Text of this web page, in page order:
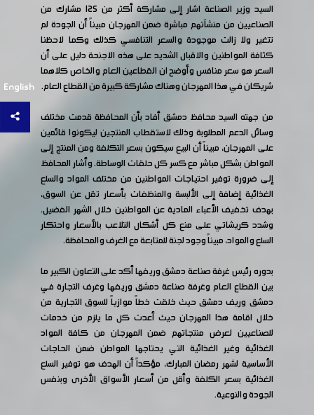
English
السيد وزير الصناعة اشار إلى مشاركة أكثر من 125 مشارك من
الصناعيين من منشآتهم مباشرة ضمن المهرجان مبيناً أن الجودة لم
تتغير ولا زالت موجودة والسعر التنافسي كذلك وكما لاحظنا
كثافة المواطنين والاقبال الشديد على هذه الاجنحة دليل على أن
السعر هو سعر منافس وأوضح ان القطاعين العام والخاص كلاهما
شريكان في هذا المهرجان وهناك مشاركة كبيرة من القطاع العام.
من جهته السيد محافظ دمشق أفاد بأن المحافظة قدمت مختلف
وسائل الدعم المطلوبة وذلك لاستقطاب المنتجين ليكونوا قائمين
على المهرجان، مبيناً أن البيع سيكون بسعر التكلفة ومن المنتج إلى
المواطن بشكل مباشر مع كسر كل حلقات الوساطة. وأشار المحافظ
إلى ضرورة توفير احتياجات المواطنين من مختلف المواد والسلع
الغذائية إضافة إلى الألبسة والمنظفات بأسعار تقل عن السوق،
بهدف تخفيف الأعباء المادية عن المواطنين خلال الشهر الفضيل.
وشدد كريشاتي على منع كل أشكال التلاعب بالأسعار واحتكار
السلع والمواد، مبيناً وجود لجنة للمتابعة مع الغرف والمحافظة.
بدوره رئيس غرفة صناعة دمشق وريفها أكد على التعاون الكبير ما
بين القطاع العام وغرفة صناعة دمشق وريفها وغرف التجارة في
دمشق وريف دمشق حيث خلقت خطاً موازياً للسوق التجارية من
خلال اقامة هذا المهرجان حيث أعدت كل ما يلزم من خدمات
للصناعيين لعرض منتجاتهم ضمن المهرجان من كافة المواد
الغذائية وغير الغذائية التي يحتاجها المواطن ضمن الحاجات
الأساسية لشهر رمضان المبارك، مؤكداً أن الهدف هو توفير السلع
الغذائية بسعر الكلفة وأقل من أسعار الأسواق الأخرى وبنفس
الجودة والنوعية.